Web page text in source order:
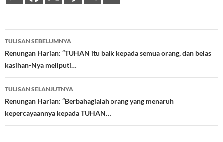
Navigasi
Tulisan
TULISAN SEBELUMNYA
Renungan Harian: “TUHAN itu baik kepada semua orang, dan belas
kasihan-Nya meliputi…
TULISAN SELANJUTNYA
Renungan Harian: “Berbahagialah orang yang menaruh
kepercayaannya kepada TUHAN…